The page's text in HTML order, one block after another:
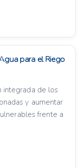
para el Riego
integrada de los
y aumentar
frente a